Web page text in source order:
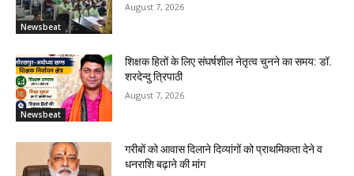
Newsbeat
August 7, 2026
Newsbeat
शिक्षक हितों के लिए संघर्षशील नेतृत्व चुनने का समय: डॉ.
शरदेन्दु त्रिपाठी
August 7, 2026
गरीबों को आवास दिलाने दिव्यांगों को प्राथमिकता देने व
धनराशि बढ़ाने की मांग